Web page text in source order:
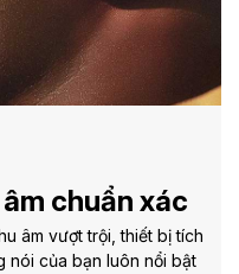
chuẩn xác
âm vượt trội, thiết bị tích
nói của bạn luôn nổi bật